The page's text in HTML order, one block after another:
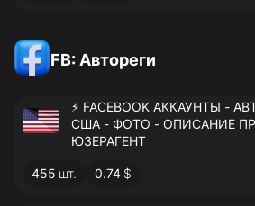
FB: Автореги
⚡️ FACEBOOK АККАУНТЫ -
США - ФОТО - ОПИСАНИЕ
ЮЗЕРАГЕНТ
455 шт. 0.74 $